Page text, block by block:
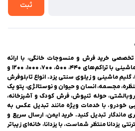
ثبت
تخصصی خرید فرش و منسوجات خانگی، با ارائه
گسترده‌ترین محصولات از فرش ماشینی با تراکم‌های ۴۴۰، ۵۰۰، ۷۰۰، ۱۰۰۰، ۱۲۰۰ و
گلیم ماشینی و زیلوی سنتی یزد. انواع تابلوفرش
مجسمه، انسان و حیوان و نوستالژی، پتو یک
حوله تنپوش، فرش کودک و آشپزخانه،
خودرو. با خدمات ویژه مانند تبدیل عکس به
ماندگار تبدیل کنید. خرید ایمن، ارسال سریع و
یزدانا منتظر شماست. با یزدانا، خانه‌ای زیباتر